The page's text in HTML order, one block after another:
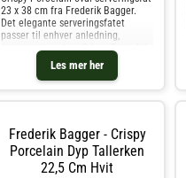
Les mer her
23 x 38 cm fra Frederik Bagger.
Det elegante serveringsfatet
passer til enhver anledning,
uansett servering. Crispy Porcelain
kjennetegnes ved de enkle og
elegante detaljene som har bestått
tidens test. Serien er p
Frederik Bagger - Crispy
Porcelain Dyp Tallerken
22,5 Cm Hvit